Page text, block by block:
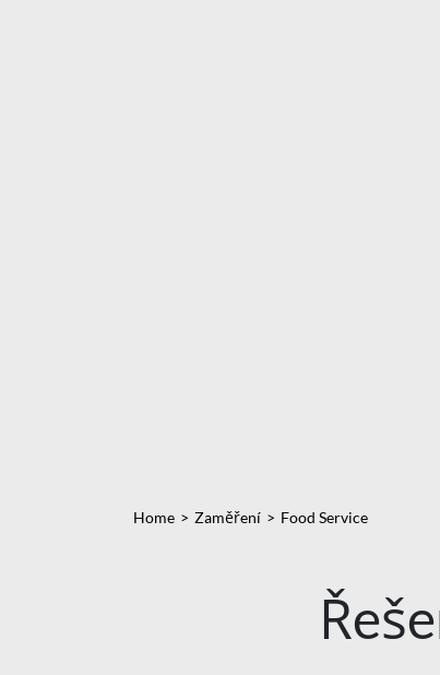
Home Zaměření Food Service